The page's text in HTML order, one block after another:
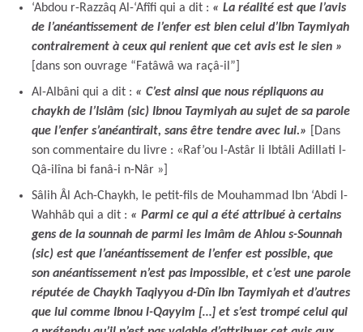
‘Abdou r-Razzâq Al-‘Afîfi qui a dit : « La réalité est que l’avis
de l’anéantissement de l’enfer est bien celui d’Ibn Taymiyah
contrairement à ceux qui renient que cet avis est le sien »
[dans son ouvrage “Fatâwâ wa raçâ-il”]
Al-Albâni qui a dit : « C’est ainsi que nous répliquons au
chaykh de l’Islâm (sic) Ibnou Taymiyah au sujet de sa parole
que l’enfer s’anéantirait, sans être tendre avec lui.»
[Dans
son commentaire du livre : «Raf’ou l-Astâr li Ibtâli Adillati l-
Qâ-ilîna bi fanâ-i n-Nâr »]
Sâlih Âl Ach-Chaykh, le petit-fils de Mouhammad Ibn ‘Abdi l-
Wahhâb qui a dit : « Parmi ce qui a été attribué à certains
gens de la sounnah de parmi les Imâm de Ahlou s-Sounnah
(sic) est que l’anéantissement de l’enfer est possible, que
son anéantissement n’est pas impossible, et c’est une parole
réputée de Chaykh Taqiyyou d-Dîn Ibn Taymiyah et d’autres
que lui comme Ibnou l-Qayyim […] et s’est trompé celui qui